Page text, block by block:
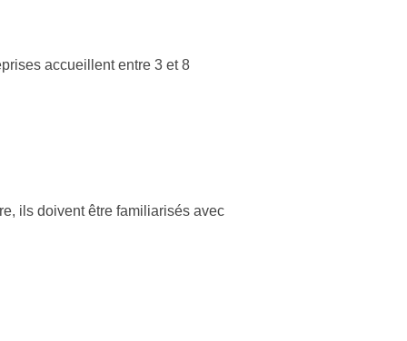
accueillent entre 3 et 8
ils doivent être familiarisés avec